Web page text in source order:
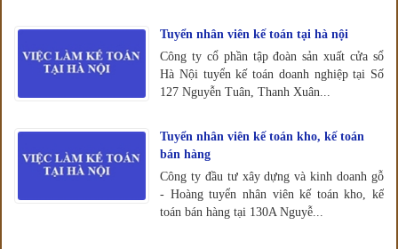
Tuyển nhân viên kế toán tại hà nội
Công ty cổ phần tập đoàn sản xuất cửa sổ
Hà Nội tuyển kế toán doanh nghiệp tại Số
127 Nguyễn Tuân, Thanh Xuân...
Tuyển nhân viên kế toán kho, kế toán
bán hàng
Công ty đầu tư xây dựng và kinh doanh gỗ
- Hoàng tuyển nhân viên kế toán kho, kế
toán bán hàng tại 130A Nguyễ...